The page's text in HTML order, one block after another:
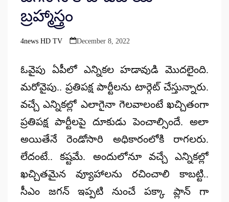
బ్రహ్మాస్త్రం
Posted
4news HD TV December 8, 2022
ఓవైపు ఏపీలో ఎన్నికల హడావుడి మొదలైంది.
మరోవైపు.. ప్రతిపక్ష పార్టీలను టార్గెట్ చేస్తున్నారు.
వచ్చే ఎన్నికల్లో ఎలాగైనా గెలవాలంటే ఖచ్చితంగా
ప్రతిపక్ష పార్టీలపై దూకుడు పెంచాల్సిందే. అలా
అయితేనే రెండోసారి అధికారంలోకి రాగలరు.
లేదంటే.. కష్టమే. అందులోనూ వచ్చే ఎన్నికల్లో
ఖచ్చితమైన వ్యూహాలను రచించాలి కాబట్టి..
సీఎం జగన్ ఇప్పటి నుంచే పక్కా ప్లాన్ గా